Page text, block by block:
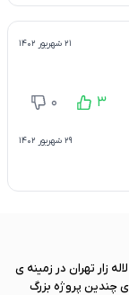
۲۱ شهریور ۱۴۰۲
3
0
۲۹ شهریور ۱۴۰۲
لاله زار تهران در زمینه ی
چندین پروژه بزرگ